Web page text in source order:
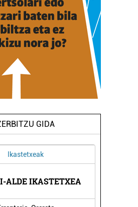
GIDA
Ikastetxeak
ALDE IKASTETXEA